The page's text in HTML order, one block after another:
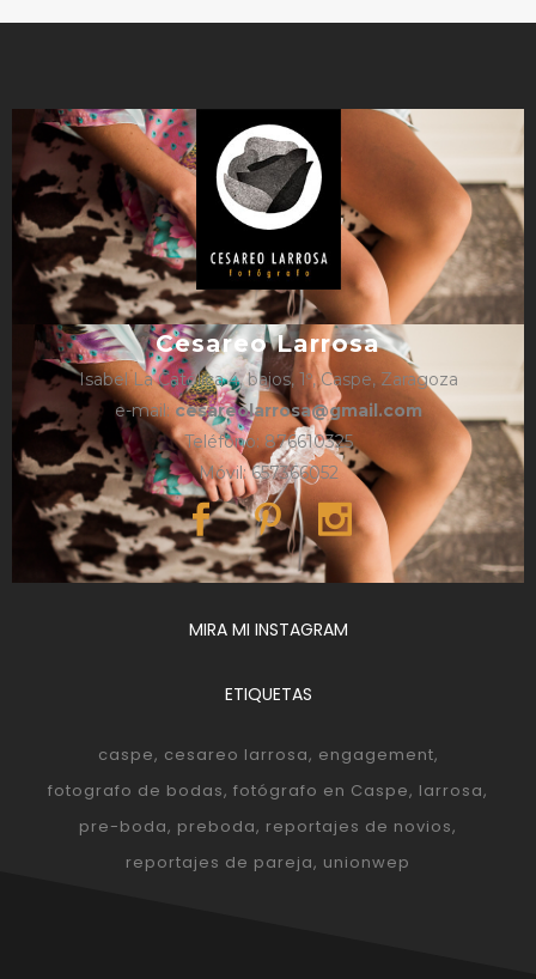
Cesareo Larrosa
Isabel La Católica 4, bajos, 1º, Caspe, Zaragoza
e-mail:cesareolarrosa@gmail.com
Teléfono: 876610325
Móvil: 657366052
MIRA MI INSTAGRAM
ETIQUETAS
caspe cesareo larrosa engagement
fotografo de bodas fotógrafo en Caspe larrosa
pre-boda preboda reportajes de novios
reportajes de pareja unionwep